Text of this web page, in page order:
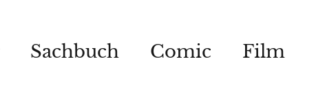
Sachbuch Comic Film